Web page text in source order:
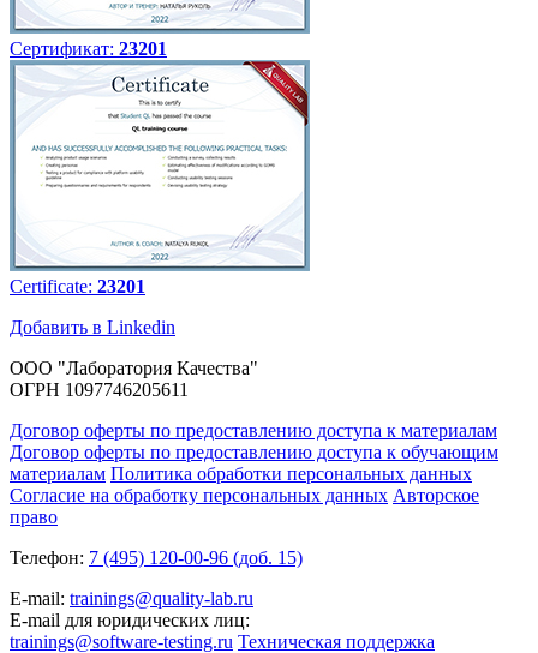
Сертификат: 23201
Certificate: 23201
Добавить в Linkedin
ООО "Лаборатория Качества"
ОГРН 1097746205611
Договор оферты по предоставлению доступа к материалам
Договор оферты по предоставлению доступа к обучающим
материалам Политика обработки персональных данных
Согласие на обработку персональных данных Авторское
право
Телефон: 7 (495) 120-00-96 (доб. 15)
E-mail: trainings@quality-lab.ru
E-mail для юридических лиц:
trainings@software-testing.ru Техническая поддержка